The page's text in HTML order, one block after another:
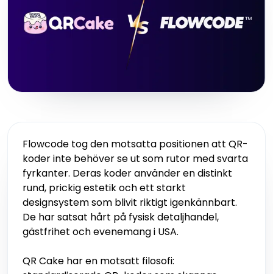
Flowcode tog den motsatta positionen att QR-
koder inte behöver se ut som rutor med svarta
fyrkanter. Deras koder använder en distinkt
rund, prickig estetik och ett starkt
designsystem som blivit riktigt igenkännbart.
De har satsat hårt på fysisk detaljhandel,
gästfrihet och evenemang i USA.
QR Cake har en motsatt filosofi: